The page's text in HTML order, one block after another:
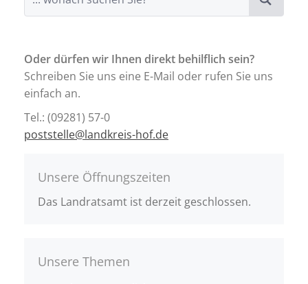
Oder dürfen wir Ihnen direkt behilflich sein?
Schreiben Sie uns eine E-Mail oder rufen Sie uns
einfach an.
Tel.: (09281) 57-0
poststelle@landkreis-hof.de
Unsere Öffnungszeiten
Das Landratsamt ist derzeit geschlossen.
Unsere Themen